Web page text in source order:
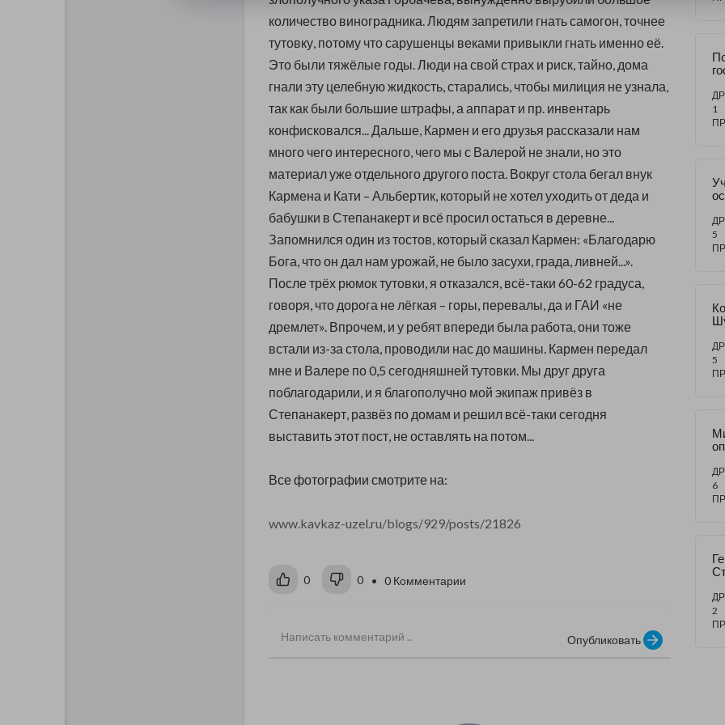
количество виноградника. Людям запретили гнать самогон, точнее
тутовку, потому что сарушенцы веками привыкли гнать именно её.
Это были тяжёлые годы. Люди на свой страх и риск, тайно, дома
гнали эту целебную жидкость, старались, чтобы милиция не узнала,
так как были большие штрафы, а аппарат и пр. инвентарь
конфисковался... Дальше, Кармен и его друзья рассказали нам
много чего интересного, чего мы с Валерой не знали, но это
материал уже отдельного другого поста. Вокруг стола бегал внук
Кармена и Кати – Альбертик, который не хотел уходить от деда и
бабушки в Степанакерт и всё просил остаться в деревне...
Запомнился один из тостов, который сказал Кармен: «Благодарю
Бога, что он дал нам урожай, не было засухи, града, ливней...».
После трёх рюмок тутовки, я отказался, всё-таки 60-62 градуса,
говоря, что дорога не лёгкая – горы, перевалы, да и ГАИ «не
дремлет». Впрочем, и у ребят впереди была работа, они тоже
встали из-за стола, проводили нас до машины. Кармен передал
мне и Валере по 0,5 сегодняшней тутовки. Мы друг друга
поблагодарили, и я благополучно мой экипаж привёз в
Степанакерт, развёз по домам и решил всё-таки сегодня
выставить этот пост, не оставлять на потом...
Все фотографии смотрите на:
www.kavkaz-uzel.ru/blogs/929/posts/21826
0 0 • 0 Комментарии
Опубликовать
в
1
5
5
6
2